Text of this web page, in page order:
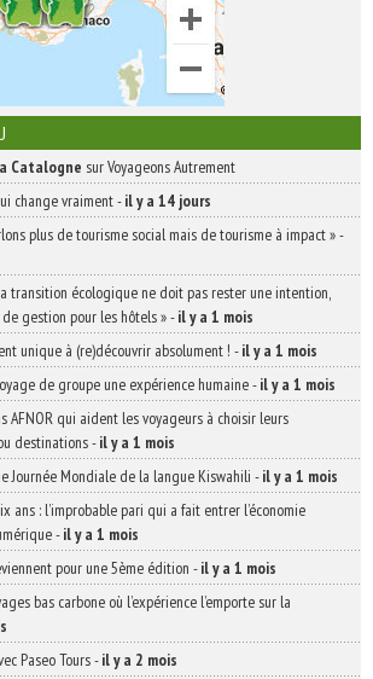
Catalogne sur Voyageons Autrement
change vraiment-il y a 14 jours
plus de tourisme social mais de tourisme à impact »-
transition écologique ne doit pas rester une intention,
gestion pour les hôtels »-il y a 1 mois
unique à (re)découvrir absolument ! -il y a 1 mois
de groupe une expérience humaine-il y a 1 mois
AFNOR qui aident les voyageurs à choisir leurs
destinations-il y a 1 mois
Journée Mondiale de la langue Kiswahili -il y a 1 mois
ans : l’improbable pari qui a fait entrer l’économie
-il y a 1 mois
pour une 5ème édition -il y a 1 mois
bas carbone où l’expérience l’emporte sur la
Paseo Tours-il y a 2 mois